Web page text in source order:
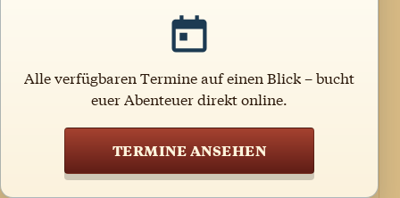
Alle verfügbaren Termine auf einen Blick – bucht
euer Abenteuer direkt online.
TERMINE ANSEHEN